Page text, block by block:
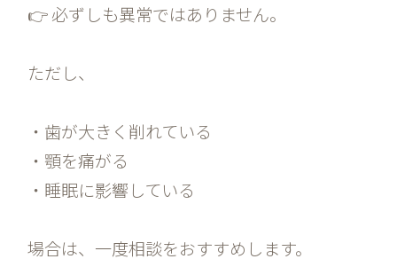
👉 必ずしも異常ではありません。
ただし、
・歯が大きく削れている
・顎を痛がる
・睡眠に影響している
場合は、一度相談をおすすめします。